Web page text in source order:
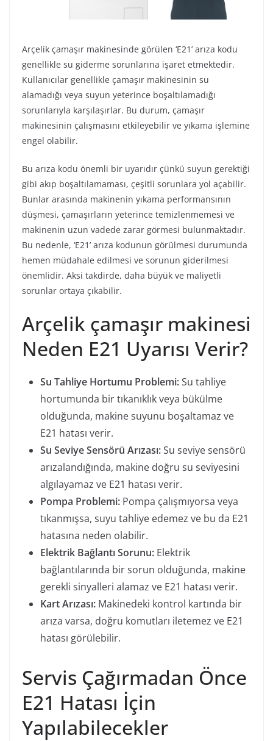
Arçelik çamaşır makinesinde görülen ‘E21’ arıza kodu
genellikle su giderme sorunlarına işaret etmektedir.
Kullanıcılar genellikle çamaşır makinesinin su
alamadığı veya suyun yeterince boşaltılamadığı
sorunlarıyla karşılaşırlar. Bu durum, çamaşır
makinesinin çalışmasını etkileyebilir ve yıkama işlemine
engel olabilir.
Bu arıza kodu önemli bir uyarıdır çünkü suyun gerektiği
gibi akıp boşaltılamaması, çeşitli sorunlara yol açabilir.
Bunlar arasında makinenin yıkama performansının
düşmesi, çamaşırların yeterince temizlenmemesi ve
makinenin uzun vadede zarar görmesi bulunmaktadır.
Bu nedenle, ‘E21’ arıza kodunun görülmesi durumunda
hemen müdahale edilmesi ve sorunun giderilmesi
önemlidir. Aksi takdirde, daha büyük ve maliyetli
sorunlar ortaya çıkabilir.
Arçelik çamaşır makinesi
Neden E21 Uyarısı Verir?
Su Tahliye Hortumu Problemi:Su tahliye
hortumunda bir tıkanıklık veya bükülme
olduğunda, makine suyunu boşaltamaz ve
E21 hatası verir.
Su Seviye Sensörü Arızası:Su seviye sensörü
arızalandığında, makine doğru su seviyesini
algılayamaz ve E21 hatası verir.
Pompa Problemi: Pompa çalışmıyorsa veya
tıkanmışsa, suyu tahliye edemez ve bu da E21
hatasına neden olabilir.
Elektrik Bağlantı Sorunu: Elektrik
bağlantılarında bir sorun olduğunda, makine
gerekli sinyalleri alamaz ve E21 hatası verir.
Kart Arızası: Makinedeki kontrol kartında bir
arıza varsa, doğru komutları iletemez ve E21
hatası görülebilir.
Servis Çağırmadan Önce
E21 Hatası İçin
Yapılabilecekler